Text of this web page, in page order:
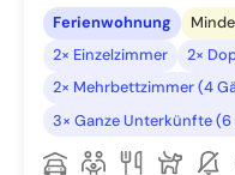
Ferienwohnung
2× Einzelzimmer
2×
2× Mehrbettzimmer (4
3× Ganze Unterkünfte